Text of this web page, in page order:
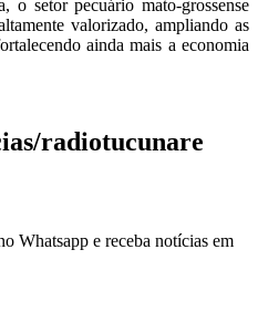
o setor pecuário mato-grossense
valorizado, ampliando as
ainda mais a economia
radiotucunare
Whatsapp e receba notícias em